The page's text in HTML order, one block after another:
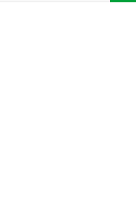
gute Beratung,
Kann ich nur